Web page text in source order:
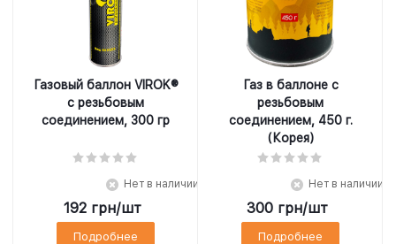
Газовый баллон VIROK®
с резьбовым
соединением, 300 гр
Нет в наличии
192 грн/шт
Подробнее
Газ в баллоне с
резьбовым
соединением, 450 г.
(Корея)
Нет в наличии
300 грн/шт
Подробнее